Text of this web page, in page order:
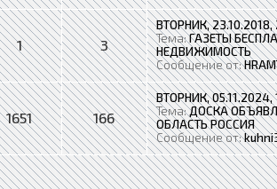
1 3
ВТОРНИК, 23.10.2018,
Тема:ГАЗЕТЫ
НЕДВИЖИМОСТЬ
Сообщение от:
1651 166
ВТОРНИК, 05.11.2024,
Тема:ДОСКА
ОБЛАСТЬ РОССИЯ
Сообщение от: